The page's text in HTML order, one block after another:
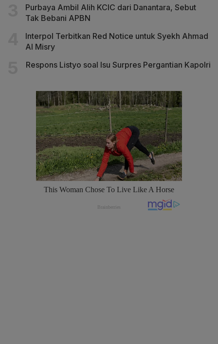
Purbaya Ambil Alih KCIC dari Danantara, Sebut
Tak Bebani APBN
Interpol Terbitkan Red Notice untuk Syekh Ahmad
Al Misry
Respons Listyo soal Isu Surpres Pergantian Kapolri